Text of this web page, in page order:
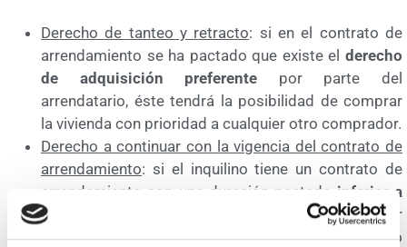
Derecho de tanteo y retracto: si en el contrato de
arrendamiento se ha pactado que existe el derecho
de adquisición preferente por parte del
arrendatario, éste tendrá la posibilidad de comprar
la vivienda con prioridad a cualquier otro comprador.
Derecho a continuar con la vigencia del contrato de
arrendamiento: si el inquilino tiene un contrato de
arrendamiento con una duración pactada inferior a
cinco o siete años
(dependiendo de si el arrendador
es persona física o jurídica), el nuevo propietario